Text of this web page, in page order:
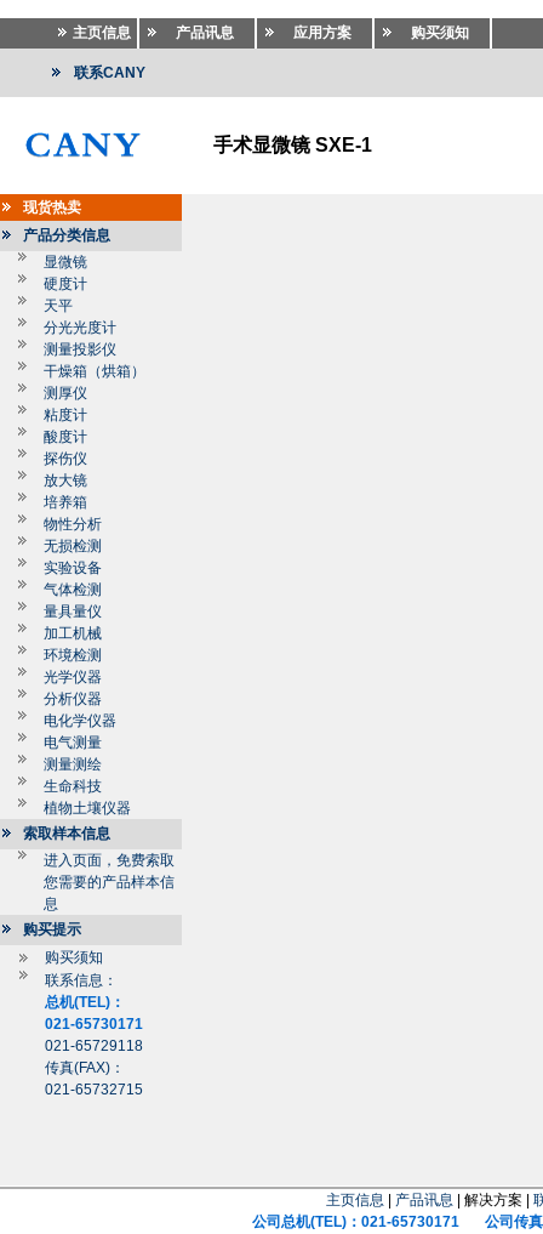
主页信息 产品讯息 应用方案 购买须知
联系CANY
手术显微镜 SXE-1
现货热卖
产品分类信息
显微镜
硬度计
天平
分光光度计
测量投影仪
干燥箱（烘箱）
测厚仪
粘度计
酸度计
探伤仪
放大镜
培养箱
物性分析
无损检测
实验设备
气体检测
量具量仪
加工机械
环境检测
光学仪器
分析仪器
电化学仪器
电气测量
测量测绘
生命科技
植物土壤仪器
索取样本信息
进入页面，免费索取
您需要的产品样本信
息
购买提示
购买须知
联系信息：
总机(TEL)：
021-65730171
021-65729118
传真(FAX)：
021-65732715
主页信息 产品讯息 | 解决方案 |
公司总机(TEL)：021-65730171 公司传真